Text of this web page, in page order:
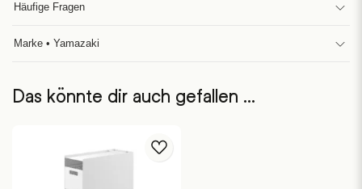
Häufige Fragen
Marke • Yamazaki
Das könnte dir auch gefallen …